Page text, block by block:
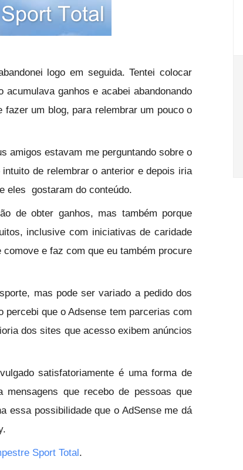
logo em seguida. Tentei colocar
ganhos e acabei abandonando
um blog, para relembrar um pouco o
amigos estavam me perguntando sobre o
de relembrar o anterior e depois iria
eles gostaram do conteúdo.
de obter ganhos, mas também porque
inclusive com iniciativas de caridade
e faz com que eu também procure
mas pode ser variado a pedido dos
que o Adsense tem parcerias com
dos sites que acesso exibem anúncios
satisfatoriamente é uma forma de
que recebo de pessoas que
essa possibilidade que o AdSense me dá
Sport Total.